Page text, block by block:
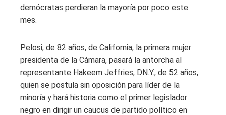
demócratas perdieran la mayoría por poco este
mes.
Pelosi, de 82 años, de California, la primera mujer
presidenta de la Cámara, pasará la antorcha al
representante Hakeem Jeffries, DN.Y., de 52 años,
quien se postula sin oposición para líder de la
minoría y hará historia como el primer legislador
negro en dirigir un caucus de partido político en